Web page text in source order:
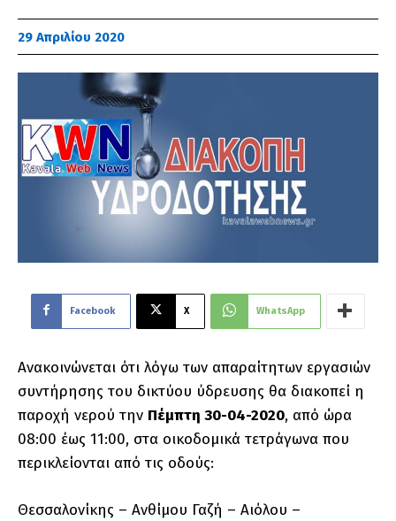
29 Απριλίου 2020
Facebook X WhatsApp
Ανακοινώνεται ότι λόγω των απαραίτητων εργασιών
συντήρησης του δικτύου ύδρευσης θα διακοπεί η
παροχή νερού την Πέμπτη 30-04-2020, από ώρα
08:00 έως 11:00, στα οικοδομικά τετράγωνα που
περικλείονται από τις οδούς:
Θεσσαλονίκης – Ανθίμου Γαζή – Αιόλου –